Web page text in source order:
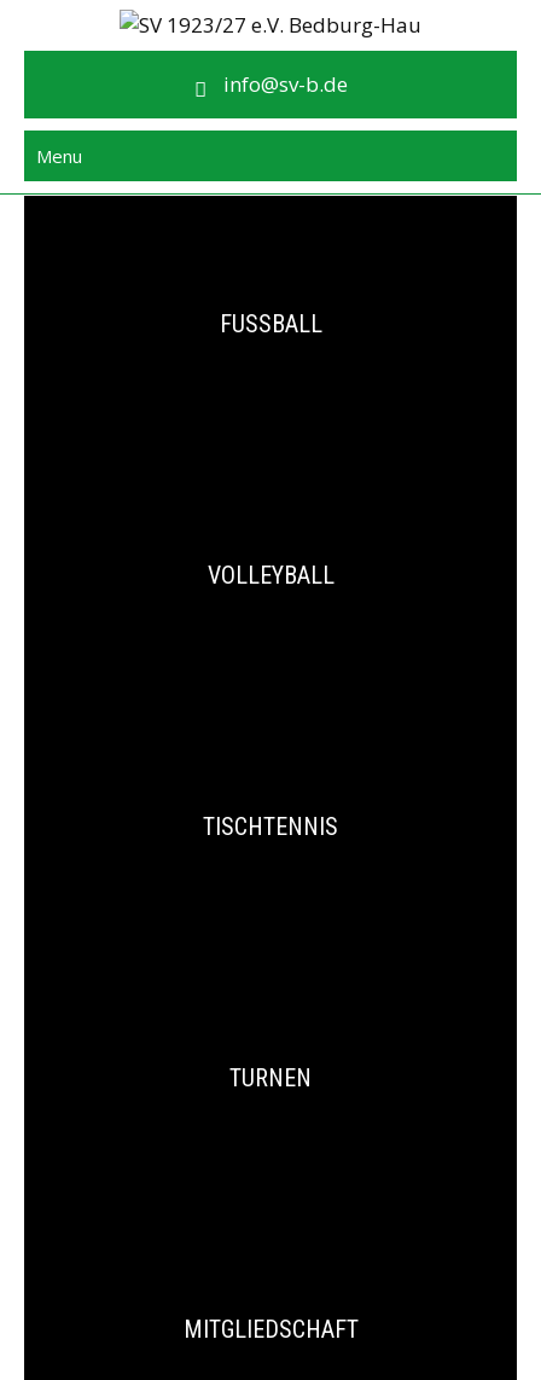
SV 1923/27 e.V. Bedburg-Hau
info@sv-b.de
Menu
FUSSBALL
VOLLEYBALL
TISCHTENNIS
TURNEN
MITGLIEDSCHAFT